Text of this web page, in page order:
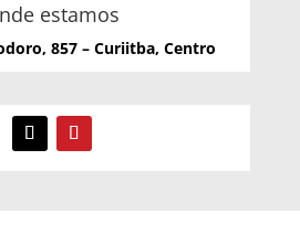
estamos
857 – Curiitba, Centro